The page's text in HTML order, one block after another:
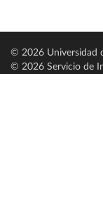
© 2026 Universidad
© 2026 Servicio de